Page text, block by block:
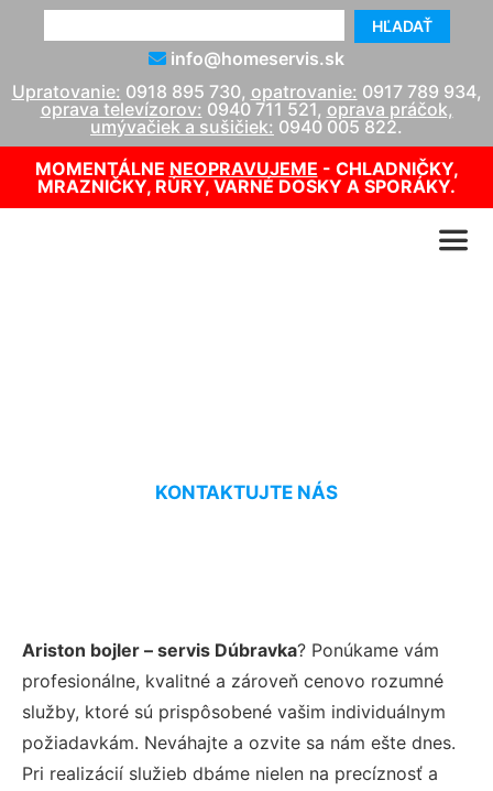
HĽADAŤ
info@homeservis.sk
Upratovanie: 0918 895 730, opatrovanie: 0917 789 934,
oprava televízorov: 0940 711 521, oprava práčok,
umývačiek a sušičiek: 0940 005 822.
MOMENTÁLNE NEOPRAVUJEME - CHLADNIČKY,
MRAZNIČKY, RÚRY, VARNÉ DOSKY A SPORÁKY.
KONTAKTUJTE NÁS
Ariston bojler – servis Dúbravka? Ponúkame vám
profesionálne, kvalitné a zároveň cenovo rozumné
služby, ktoré sú prispôsobené vašim individuálnym
požiadavkám. Neváhajte a ozvite sa nám ešte dnes.
Pri realizácií služieb dbáme nielen na precíznosť a